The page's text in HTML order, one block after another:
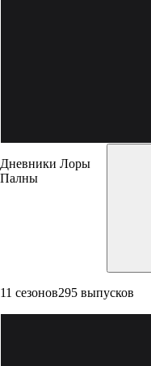
Дневники Лоры
Палны
11 сезонов295 выпусков